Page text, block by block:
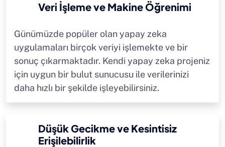
Veri İşleme ve Makine Öğrenimi
Günümüzde popüler olan yapay zeka
uygulamaları birçok veriyi işlemekte ve bir
sonuç çıkarmaktadır. Kendi yapay zeka projeniz
için uygun bir bulut sunucusu ile verilerinizi
daha hızlı bir şekilde işleyebilirsiniz.
Düşük Gecikme ve Kesintisiz
Erişilebilirlik